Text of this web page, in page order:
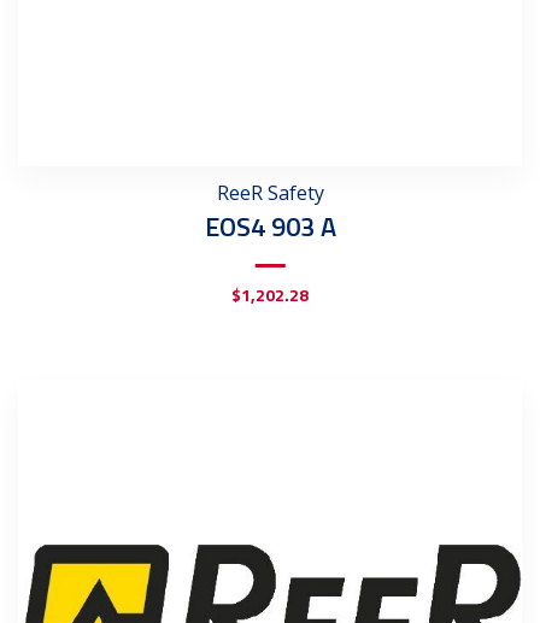
ReeR Safety
EOS4 903 A
$1,202.28